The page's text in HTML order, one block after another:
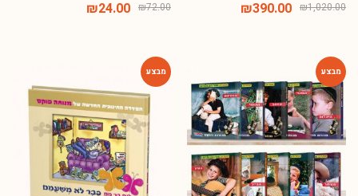
₪1,020.00
₪390.00
₪72.00
₪24.00
מזמינה אתכם להצטרף למועדון הלקוחות
שלי!
הכניסו פרטים וקבלו מתנה 10% הנחה לרכישה
הראשונה באתר